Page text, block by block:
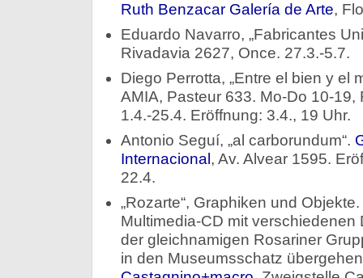
Ruth Benzacar Galería de Arte,
Eduardo Navarro, „Fabricantes
Rivadavia 2627, Once. 27.3.-5.7.
Diego Perrotta, „Entre el bien y el
AMIA, Pasteur 633. Mo-Do 10-19,
1.4.-25.4. Eröffnung: 3.4., 19 Uhr.
Antonio Seguí, „al carborundum“.
Internacional , Av. Alvear 1595.
22.4.
„Rozarte“, Graphiken und
Multimedia-CD mit
der gleichnamigen Rosariner
in den Museumsschatz